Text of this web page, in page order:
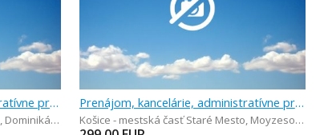
Prenájom, kancelárie, administratívne priestory, 20 m
, Dominikánske námestie
Prenájom, kancelárie, administratívne priestory, 47 m
Košice - mestská časť Staré Mesto, Moyzesova